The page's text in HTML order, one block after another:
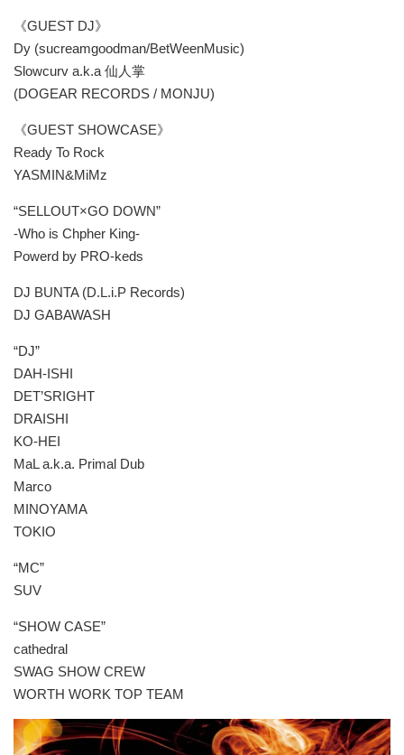
《GUEST DJ》
Dy (sucreamgoodman/BetWeenMusic)
Slowcurv a.k.a 仙人掌
(DOGEAR RECORDS / MONJU)
《GUEST SHOWCASE》
Ready To Rock
YASMIN&MiMz
“SELLOUT×GO DOWN”
-Who is Chpher King-
Powerd by PRO-keds
DJ BUNTA (D.L.i.P Records)
DJ GABAWASH
“DJ”
DAH-ISHI
DET’SRIGHT
DRAISHI
KO-HEI
MaL a.k.a. Primal Dub
Marco
MINOYAMA
TOKIO
“MC”
SUV
“SHOW CASE”
cathedral
SWAG SHOW CREW
WORTH WORK TOP TEAM